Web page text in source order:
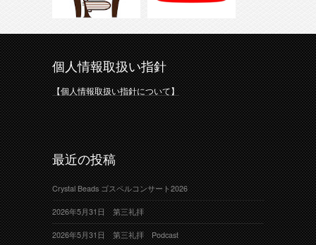
個人情報取扱い指針
【個人情報取扱い指針について】
最近の投稿
Crystal Beads ゴスペルコンサート2026
2026年5月31日 第三礼拝
2026年5月31日 第三礼拝 Podcast